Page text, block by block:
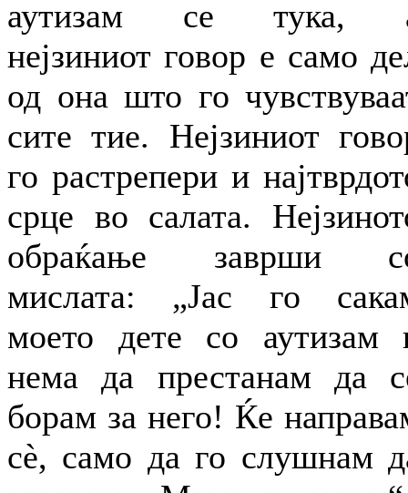
аутизам се тука,
нејзиниот говор е само
од она што го
сите тие. Нејзиниот
го растрепери и
срце во салата.
обраќање заврши
мислата: „Јас го
моето дете со аутизам
нема да престанам да
борам за него! Ќе
сè, само да го слушнам